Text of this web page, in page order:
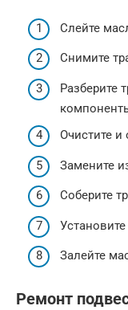
Слейте
Снимите
Разберите
Очистите и
Замените
Соберите
Залейте
Ремонт